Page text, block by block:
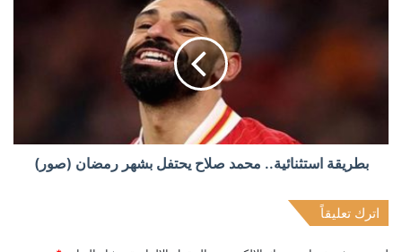
بطريقة استثنائية.. محمد صلاح يحتفل بشهر رمضان (صور)
اترك تعليقاً